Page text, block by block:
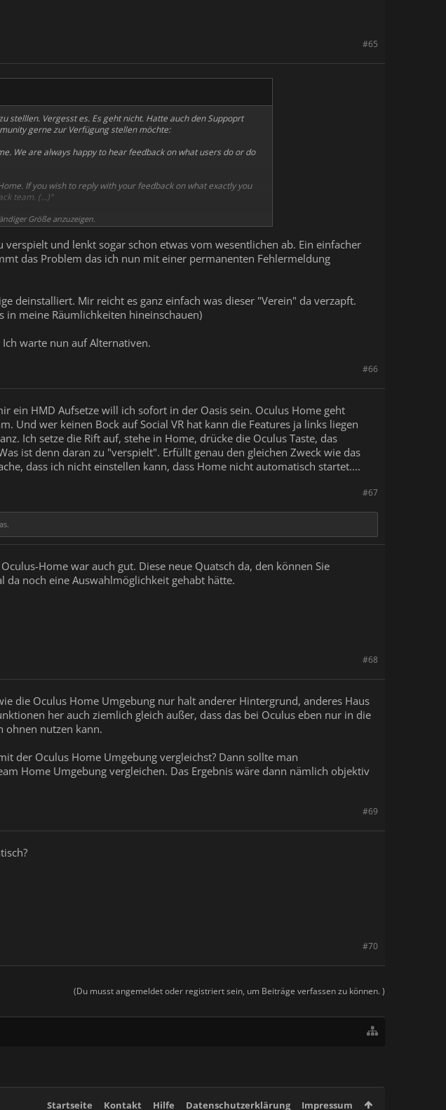
#65
stelllen. Vergesst es. Es geht nicht. Hatte auch den Suppoprt
gerne zur Verfügung stellen möchte:
We are always happy to hear feedback on what users do or do
If you wish to reply with your feedback on what exactly you
team. (...)"
in die VR Community einzubringen. Sicherlich, müssen tut man
das neue Home einfach zu verspielt und zu aufwendig für das,
sein.
ständig im Standby sind.
Größe anzuzeigen.
verspielt und lenkt sogar schon etwas vom wesentlichen ab. Ein einfacher
das Problem das ich nun mit einer permanenten Fehlermeldung
deinstalliert. Mir reicht es ganz einfach was dieser "Verein" da verzapft.
in meine Räumlichkeiten hineinschauen)
warte nun auf Alternativen.
#66
ein HMD Aufsetze will ich sofort in der Oasis sein. Oculus Home geht
Und wer keinen Bock auf Social VR hat kann die Features ja links liegen
Ich setze die Rift auf, stehe in Home, drücke die Oculus Taste, das
ist denn daran zu "verspielt". Erfüllt genau den gleichen Zweck wie das
dass ich nicht einstellen kann, dass Home nicht automatisch startet....
#67
Home war auch gut. Diese neue Quatsch da, den können Sie
da noch eine Auswahlmöglichkeit gehabt hätte.
#68
die Oculus Home Umgebung nur halt anderer Hintergrund, anderes Haus
her auch ziemlich gleich außer, dass das bei Oculus eben nur in die
ohnen nutzen kann.
der Oculus Home Umgebung vergleichst? Dann sollte man
Home Umgebung vergleichen. Das Ergebnis wäre dann nämlich objektiv
#69
#70
(Du musst angemeldet oder registriert sein, um Beiträge verfassen zu können. )
Startseite Kontakt Hilfe Datenschutzerklärung Impressum